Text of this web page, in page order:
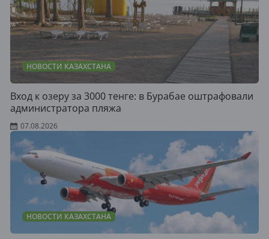
НОВОСТИ КАЗАХСТАНА
Вход к озеру за 3000 тенге: в Бурабае оштрафовали
администратора пляжа
07.08.2026
НОВОСТИ КАЗАХСТАНА